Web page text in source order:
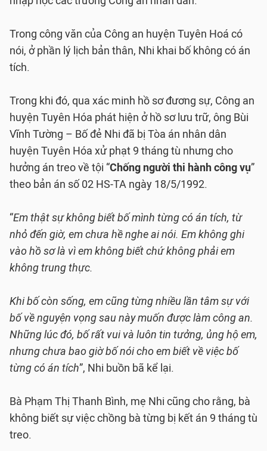
Trong công văn của Công an huyện Tuyên Hoá có
nói, ở phần lý lịch bản thân, Nhi khai bố không có án
tích.
Trong khi đó, qua xác minh hồ sơ đương sự, Công an
huyện Tuyên Hóa phát hiện ở hồ sơ lưu trữ, ông Bùi
Vĩnh Tường – Bố đẻ Nhi đã bị Tòa án nhân dân
huyện Tuyên Hóa xử phạt 9 tháng tù nhưng cho
hưởng án treo về tội “Chống người thi hành công vụ”
theo bản án số 02 HS-TA ngày 18/5/1992.
“Em thật sự không biết bố mình từng có án tích, từ
nhỏ đến giờ, em chưa hề nghe ai nói. Em không ghi
vào hồ sơ là vì em không biết chứ không phải em
không trung thực.
Khi bố còn sống, em cũng từng nhiều lần tâm sự với
bố về nguyện vọng sau này muốn được làm công an.
Những lúc đó, bố rất vui và luôn tin tưởng, ủng hộ em,
nhưng chưa bao giờ bố nói cho em biết về việc bố
từng có án tích”, Nhi buồn bã kể lại.
Bà Phạm Thị Thanh Bình, mẹ Nhi cũng cho rằng, bà
không biết sự việc chồng bà từng bị kết án 9 tháng tù
treo.